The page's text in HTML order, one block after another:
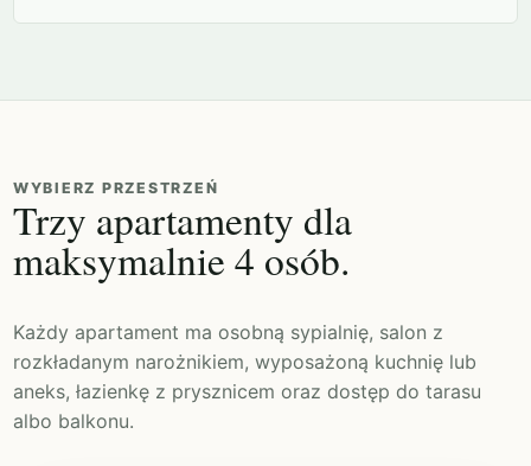
WYBIERZ PRZESTRZEŃ
Trzy apartamenty dla
maksymalnie 4 osób.
Każdy apartament ma osobną sypialnię, salon z
rozkładanym narożnikiem, wyposażoną kuchnię lub
aneks, łazienkę z prysznicem oraz dostęp do tarasu
albo balkonu.